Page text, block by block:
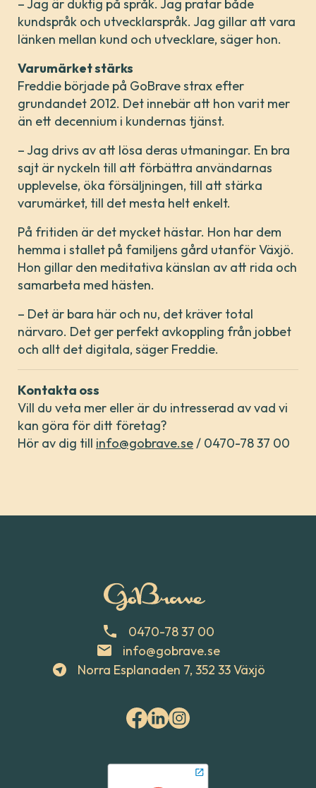
– Jag är duktig på språk. Jag pratar både
kundspråk och utvecklarspråk. Jag gillar att vara
länken mellan kund och utvecklare, säger hon.
Varumärket stärks
Freddie började på GoBrave strax efter
grundandet 2012. Det innebär att hon varit mer
än ett decennium i kundernas tjänst.
– Jag drivs av att lösa deras utmaningar. En bra
sajt är nyckeln till att förbättra användarnas
upplevelse, öka försäljningen, till att stärka
varumärket, till det mesta helt enkelt.
På fritiden är det mycket hästar. Hon har dem
hemma i stallet på familjens gård utanför Växjö.
Hon gillar den meditativa känslan av att rida och
samarbeta med hästen.
– Det är bara här och nu, det kräver total
närvaro. Det ger perfekt avkoppling från jobbet
och allt det digitala, säger Freddie.
Kontakta oss
Vill du veta mer eller är du intresserad av vad vi
kan göra för ditt företag?
Hör av dig till info@gobrave.se/ 0470-78 37 00
0470-78 37 00
info@gobrave.se
Norra Esplanaden 7, 352 33 Växjö